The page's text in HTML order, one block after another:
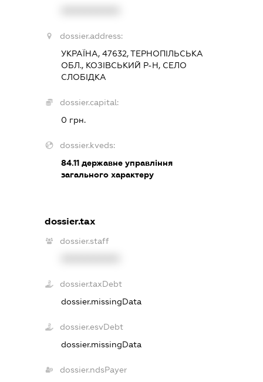
dossier.address:
УКРАЇНА, 47632, ТЕРНОПІЛЬСЬКА
ОБЛ., КОЗІВСЬКИЙ Р-Н, СЕЛО
СЛОБІДКА
dossier.capital:
0 грн.
dossier.kveds:
84.11державне управління
загального характеру
dossier.tax
dossier.staff
dossier.taxDebt
dossier.missingData
dossier.esvDebt
dossier.missingData
dossier.ndsPayer